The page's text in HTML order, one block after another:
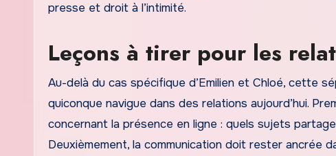
presse et droit à l’intimité.
Leçons à tirer pour les
Au-delà du cas spécifique d’Emilien et Chloé, cette
quiconque navigue dans des relations aujourd’hui.
concernant la présence en ligne : quels sujets
Deuxièmement, la communication doit rester ancrée